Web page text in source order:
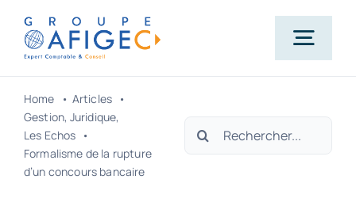
Passer
contenu
Qui-sommes-nous ?
Home
Articles
Gestion Juridique
Les Echos
Formalisme de la rupture
d’un concours bancaire
Rechercher: